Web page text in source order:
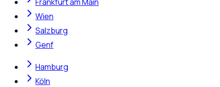
Wien
Salzburg
Genf
Hamburg
Köln